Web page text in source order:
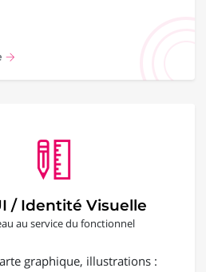
/ Identité Visuelle
au service du fonctionnel
graphique, illustrations :